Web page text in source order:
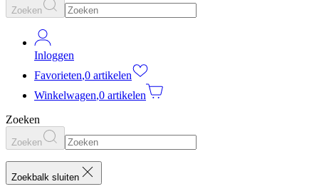
Zoeken
Inloggen
Favorieten,0 artikelen
Winkelwagen,0 artikelen
Zoeken
Zoeken
Zoekbalk sluiten